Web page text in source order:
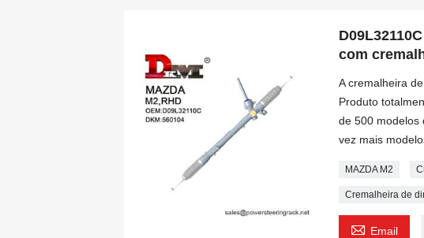
com
A cremalheira
Produto
de 500 modelos
vez mais
MAZDA M2
Cremalheira de
 Email